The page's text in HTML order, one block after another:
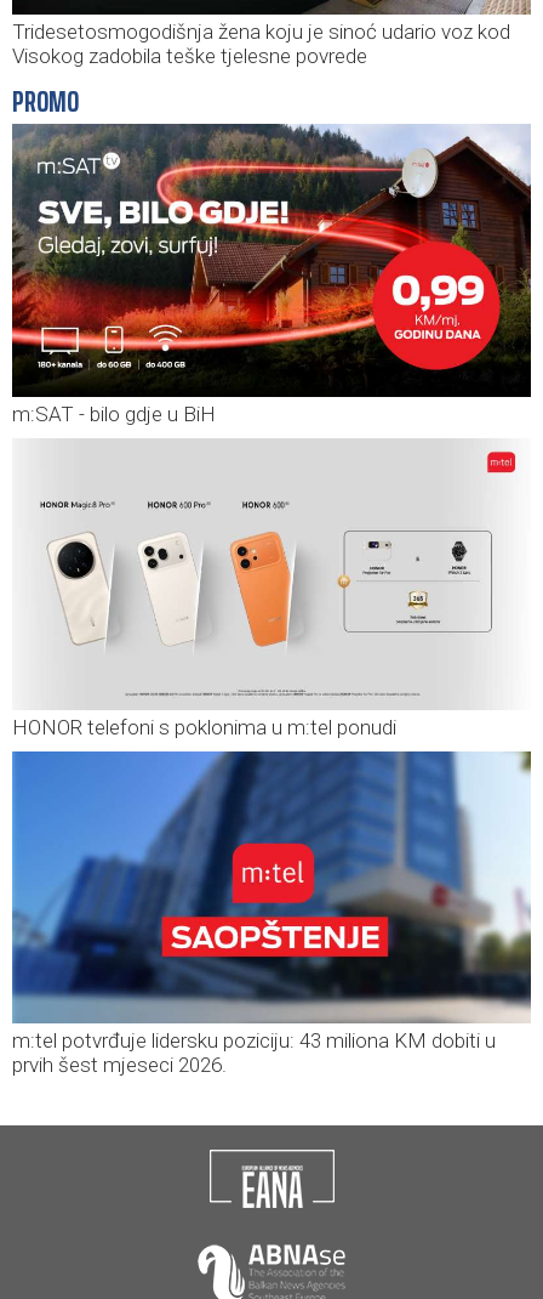
Tridesetosmogodišnja žena koju je sinoć udario voz kod
Visokog zadobila teške tjelesne povrede
PROMO
m:SAT - bilo gdje u BiH
HONOR telefoni s poklonima u m:tel ponudi
m:tel potvrđuje lidersku poziciju: 43 miliona KM dobiti u
prvih šest mjeseci 2026.